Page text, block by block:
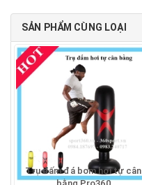
SẢN PHẨM CÙNG LOẠI
Trụ đấm đá bơm hơi tự cân